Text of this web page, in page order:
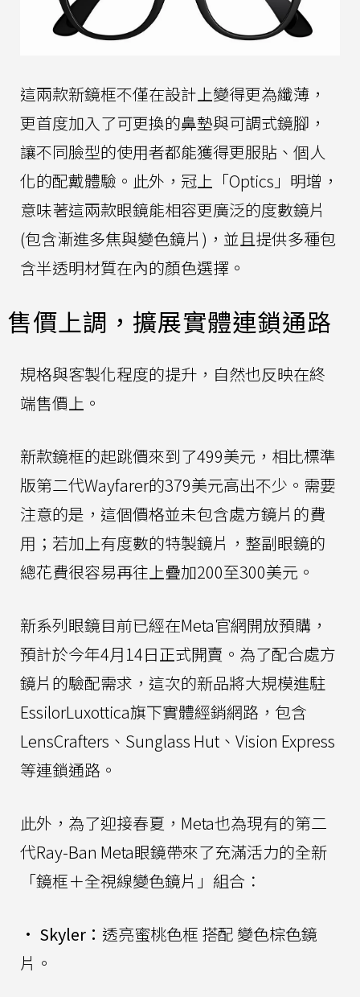
這兩款新鏡框不僅在設計上變得更為纖薄，
更首度加入了可更換的鼻墊與可調式鏡腳，
讓不同臉型的使用者都能獲得更服貼、個人
化的配戴體驗。此外，冠上「Optics」明增，
意味著這兩款眼鏡能相容更廣泛的度數鏡片
(包含漸進多焦與變色鏡片)，並且提供多種包
含半透明材質在內的顏色選擇。
售價上調，擴展實體連鎖通路
規格與客製化程度的提升，自然也反映在終
端售價上。
新款鏡框的起跳價來到了499美元，相比標準
版第二代Wayfarer的379美元高出不少。需要
注意的是，這個價格並未包含處方鏡片的費
用；若加上有度數的特製鏡片，整副眼鏡的
總花費很容易再往上疊加200至300美元。
新系列眼鏡目前已經在Meta官網開放預購，
預計於今年4月14日正式開賣。為了配合處方
鏡片的驗配需求，這次的新品將大規模進駐
EssilorLuxottica旗下實體經銷網路，包含
LensCrafters、Sunglass Hut、Vision Express
等連鎖通路。
此外，為了迎接春夏，Meta也為現有的第二
代Ray-Ban Meta眼鏡帶來了充滿活力的全新
「鏡框＋全視線變色鏡片」組合：
• Skyler： 透亮蜜桃色框 搭配 變色棕色鏡
片。